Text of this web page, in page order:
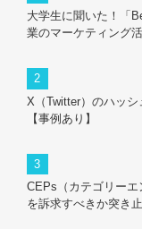
大学生に聞いた！「
業のマーケティング
X（Twitter）のハッ
【事例あり】
CEPs（カテゴリー
を訴求すべきか突き